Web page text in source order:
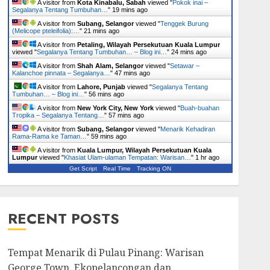
A visitor from Kota Kinabalu, Sabah viewed "Pokok inai –
Segalanya Tentang Tumbuhan… " 19 mins ago
A visitor from Subang, Selangorviewed "Tenggek Burung
(Melicope pteleifolia):… " 21 mins ago
A visitor from Petaling, Wilayah Persekutuan Kuala Lumpur
viewed "Segalanya Tentang Tumbuhan… – Blog ini… " 24 mins ago
A visitor from Shah Alam, Selangorviewed "Setawar –
Kalanchoe pinnata – Segalanya… " 47 mins ago
A visitor from Lahore, Punjabviewed "Segalanya Tentang
Tumbuhan… – Blog ini… " 56 mins ago
A visitor from New York City, New Yorkviewed "Buah-buahan
Tropika – Segalanya Tentang… " 57 mins ago
A visitor from Subang, Selangorviewed "Menarik Kehadiran
Rama-Rama ke Taman… " 59 mins ago
A visitor from Kuala Lumpur, Wilayah Persekutuan Kuala
Lumpurviewed "Khasiat Ulam-ulaman Tempatan: Warisan… " 1 hr ago
Get Script Real Time Tracking ON
RECENT POSTS
Tempat Menarik di Pulau Pinang: Warisan